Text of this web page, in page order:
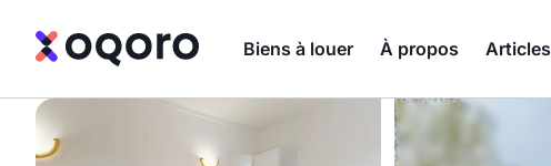
Biens à louer À propos Articles